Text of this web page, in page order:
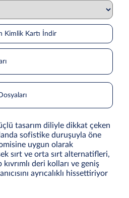
Kimlik Kartı İndir
tasarım diliyle dikkat çeken
sofistike duruşuyla öne
uygun olarak
sırt ve orta sırt alternatifleri,
deri kolları ve geniş
ayrıcalıklı hissettiriyor